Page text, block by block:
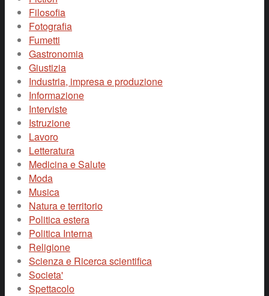
Filosofia
Fotografia
Fumetti
Gastronomia
Giustizia
Industria, impresa e produzione
Informazione
Interviste
Istruzione
Lavoro
Letteratura
Medicina e Salute
Moda
Musica
Natura e territorio
Politica estera
Politica Interna
Religione
Scienza e Ricerca scientifica
Societa'
Spettacolo